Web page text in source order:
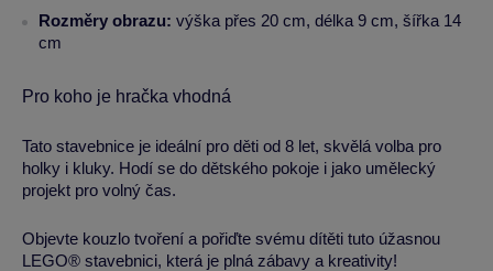
Rozměry obrazu: výška přes 20 cm, délka 9 cm, šířka 14
cm
Pro koho je hračka vhodná
Tato stavebnice je ideální pro děti od 8 let, skvělá volba pro
holky i kluky. Hodí se do dětského pokoje i jako umělecký
projekt pro volný čas.
Objevte kouzlo tvoření a pořiďte svému dítěti tuto úžasnou
LEGO® stavebnici, která je plná zábavy a kreativity!